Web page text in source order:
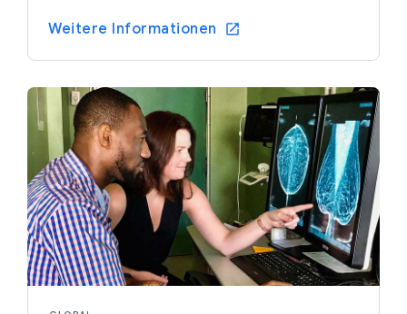
Weitere Informationen